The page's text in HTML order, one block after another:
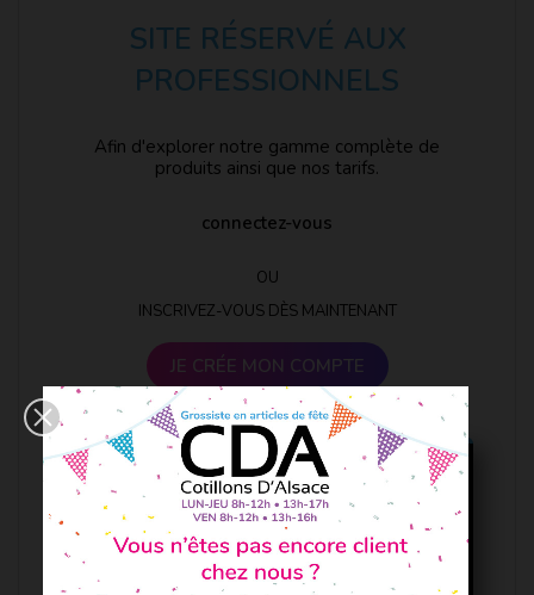
SITE RÉSERVÉ AUX
PROFESSIONNELS
Afin d'explorer notre gamme complète de
produits ainsi que nos tarifs.
connectez-vous
OU
INSCRIVEZ-VOUS DÈS MAINTENANT
JE CRÉE MON COMPTE